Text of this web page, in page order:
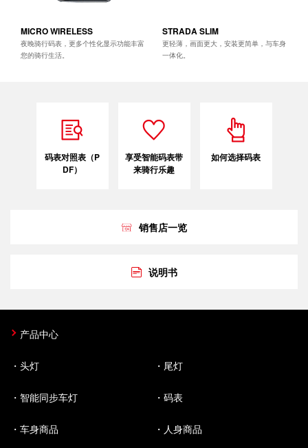
MICRO WIRELESS
夜晚骑行码表，更多个性化显示功能丰富
您的骑行生活。
STRADA SLIM
更轻薄，画面更大，安装更简单，与车身
一体化。
码表对照表（P
DF）
享受智能码表带
来骑行乐趣
如何选择码表
销售店一览
说明书
产品中心
头灯 尾灯
智能同步车灯 码表
车身商品 人身商品